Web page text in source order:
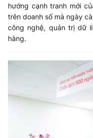
hướng cạnh tranh mới
trên doanh số mà ngày
công nghệ, quản trị dữ
hàng.